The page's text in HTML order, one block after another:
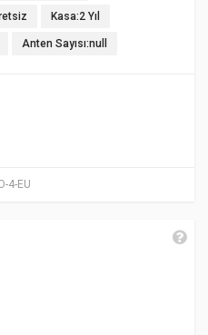
4-EU
Kasa:2 Yıl
Anten Sayısı:null